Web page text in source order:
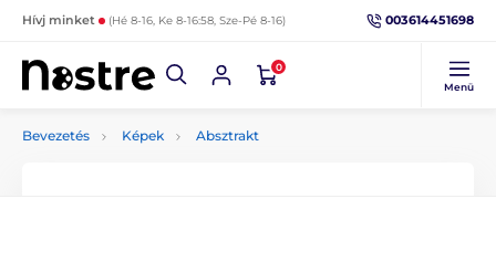
Hívj minket (Hé 8-16, Ke 8-16:58, Sze-Pé 8-16) 003614451698
0
Menü
Bevezetés Képek Absztrakt